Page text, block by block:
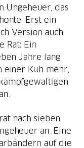
Ungeheuer, das
Erst ein
Version auch
Rat: Ein
Jahre lang
einer Kuh mehr,
nach sieben
an. Eine
auf die